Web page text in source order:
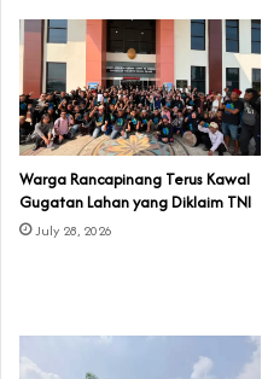
‎Warga Rancapinang Terus Kawal
Gugatan Lahan yang Diklaim TNI‎‎
July 28, 2026